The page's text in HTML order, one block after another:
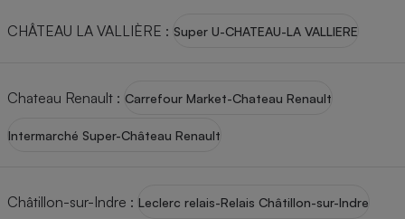
CHÂTEAU LA VALLIÈRE : Super U-CHATEAU-LA VALLIERE
Chateau Renault : Carrefour Market-Chateau Renault
Intermarché Super-Château Renault
Châtillon-sur-Indre : Leclerc relais-Relais Châtillon-sur-Indre